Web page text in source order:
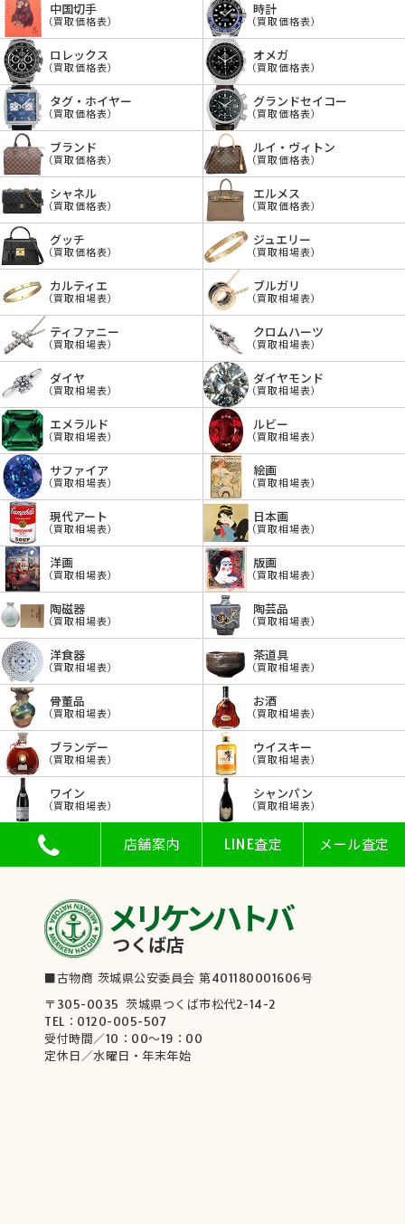
中国切手
（買取価格表）
時計
（買取価格表）
ロレックス
（買取価格表）
オメガ
（買取価格表）
タグ・ホイヤー
（買取価格表）
グランドセイコー
（買取価格表）
ブランド
（買取価格表）
ルイ・ヴィトン
（買取価格表）
シャネル
（買取価格表）
エルメス
（買取価格表）
グッチ
（買取価格表）
ジュエリー
（買取相場表）
カルティエ
（買取相場表）
ブルガリ
（買取相場表）
ティファニー
（買取相場表）
クロムハーツ
（買取相場表）
ダイヤ
（買取相場表）
ダイヤモンド
（買取相場表）
エメラルド
（買取相場表）
ルビー
（買取相場表）
サファイア
（買取相場表）
絵画
（買取相場表）
現代アート
（買取相場表）
日本画
（買取相場表）
洋画
（買取相場表）
版画
（買取相場表）
陶磁器
（買取相場表）
陶芸品
（買取相場表）
洋食器
（買取相場表）
茶道具
（買取相場表）
骨董品
（買取相場表）
お酒
（買取相場表）
ブランデー
（買取相場表）
ウイスキー
（買取相場表）
ワイン
（買取相場表）
シャンパン
（買取相場表）
店舗案内 LINE査定 メール査定
メリケンハトバ
つくば店
■古物商 茨城県公安委員会 第401180001606号
〒305-0035 茨城県つくば市松代2-14-2
TEL：0120-005-507
受付時間／10：00～19：00
定休日／水曜日・年末年始